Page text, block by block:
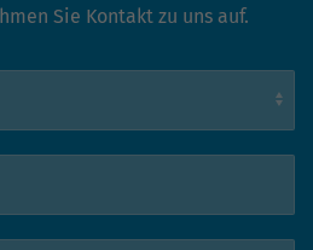
Sie Kontakt zu uns auf.